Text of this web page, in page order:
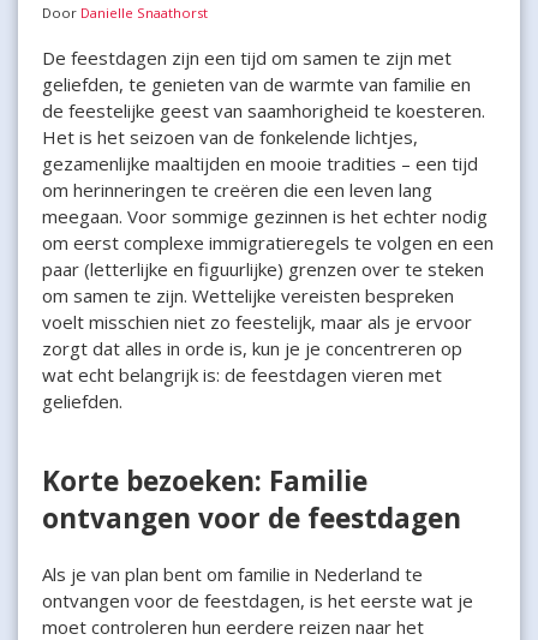
Door Danielle Snaathorst
De feestdagen zijn een tijd om samen te zijn met
geliefden, te genieten van de warmte van familie en
de feestelijke geest van saamhorigheid te koesteren.
Het is het seizoen van de fonkelende lichtjes,
gezamenlijke maaltijden en mooie tradities – een tijd
om herinneringen te creëren die een leven lang
meegaan. Voor sommige gezinnen is het echter nodig
om eerst complexe immigratieregels te volgen en een
paar (letterlijke en figuurlijke) grenzen over te steken
om samen te zijn. Wettelijke vereisten bespreken
voelt misschien niet zo feestelijk, maar als je ervoor
zorgt dat alles in orde is, kun je je concentreren op
wat echt belangrijk is: de feestdagen vieren met
geliefden.
Korte bezoeken: Familie
ontvangen voor de feestdagen
Als je van plan bent om familie in Nederland te
ontvangen voor de feestdagen, is het eerste wat je
moet controleren hun eerdere reizen naar het